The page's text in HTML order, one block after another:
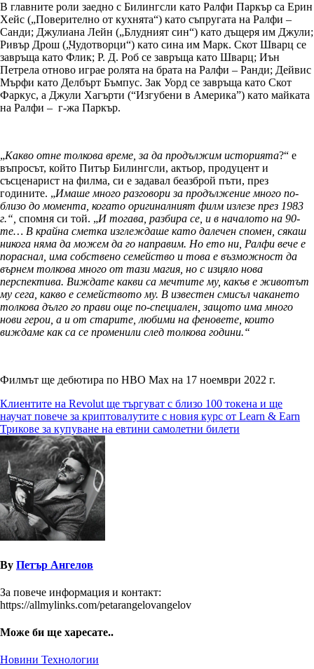
В главните роли заедно с Билингсли като Ралфи Паркър са Ерин
Хейс („Поверително от кухнята“) като съпругата на Ралфи –
Санди; Джулиана Лейн („Блудният син“) като дъщеря им Джули;
Ривър Дрош („Чудотворци“) като сина им Марк. Скот Шварц се
завръща като Флик; Р. Д. Роб се завръща като Шварц; Иън
Петрела отново играе ролята на брата на Ралфи – Ранди; Дейвис
Мърфи като Делбърт Бъмпус. Зак Уорд се завръща като Скот
Фаркус, а Джули Хагърти (“Изгубени в Америка”) като майката
на Ралфи – г-жа Паркър.
„Какво отне толкова време, за да продължим историята?“ е
въпросът, който Питър Билингсли, актьор, продуцент и
съсценарист на филма, си е задавал беазброй пъти, през
годините. „Имаше много разговори за продължение много по-
близо до момента, когато оригиналният филм излезе през 1983
г.“, спомня си той. „И тогава, разбира се, и в началото на 90-
те… В крайна сметка изглеждаше като далечен спомен, сякаш
никога няма да можем да го направим. Но ето ни, Ралфи вече е
пораснал, има собствено семейство и това е възможност да
върнем толкова много от тази магия, но с изцяло нова
перспектива. Виждате какви са мечтите му, какъв е животът
му сега, какво е семейството му. В известен смисъл чакането
толкова дълго го прави още по-специален, защото има много
нови герои, а и от старите, любими на феновете, които
виждаме как са се променили след толкова години.“
Филмът ще дебютира по HBO Max на 17 ноември 2022 г.
Навигация
Клиентите на Revolut ще търгуват с близо 100 токена и ще
научат повече за криптовалутите с новия курс от Learn & Earn
Трикове за купуване на евтини самолетни билети
By Петър Ангелов
За повече информация и контакт:
https://allmylinks.com/petarangelovangelov
Може би ще харесате..
Новини Технологии